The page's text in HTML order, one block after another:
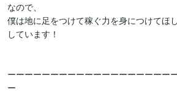
なので、
僕は地に足をつけて稼ぐ力を身につけてほ
しています！
ーーーーーーーーーーーーーーーーーーー
ー